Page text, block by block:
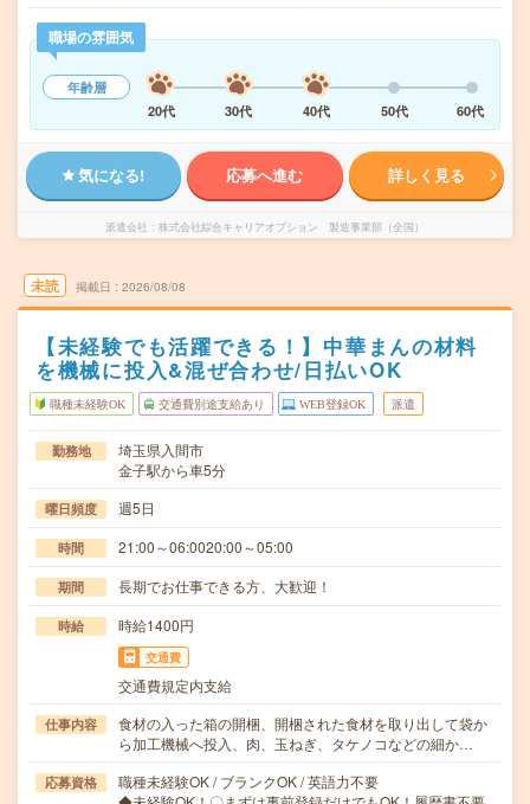
職場の雰囲気
年齢層
20代
30代 40代 50代 60代
気になる! 応募へ進む 詳しく見る
派遣会社 株式会社綜合キャリアオプション 製造事業部（全国）
未読 掲載日 2026/08/08
【未経験でも活躍できる！】中華まんの材料
を機械に投入&混ぜ合わせ/日払いOK
職種未経験OK 交通費別途支給あり WEB登録OK 派遣
勤務地
埼玉県入間市
金子駅から車5分
曜日頻度 週5日
時間 21:00～06:0020:00～05:00
期間 長期でお仕事できる方、大歓迎！
時給 時給1400円
交通費
交通費規定内支給
仕事内容
食材の入った箱の開梱、開梱された食材を取り出して袋か
ら加工機械へ投入、肉、玉ねぎ、タケノコなどの細か…
応募資格
職種未経験OK / ブランクOK / 英語力不要